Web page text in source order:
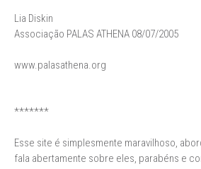
Lia Diskin
Associação PALAS ATHENA 08/07/2005
www.palasathena.org
*******
Esse site é simplesmente maravilhoso,
fala abertamente sobre eles, parabéns e